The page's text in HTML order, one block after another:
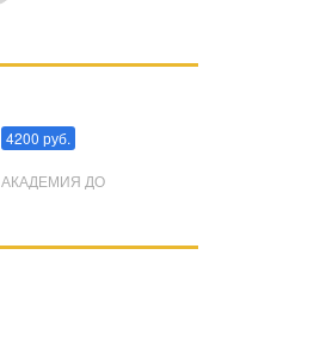
4200 руб.
АКАДЕМИЯ ДО